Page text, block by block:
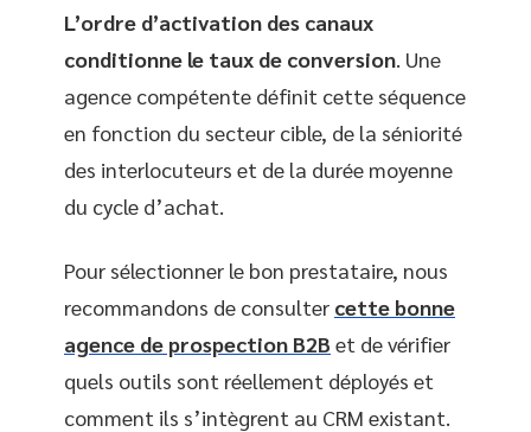
L’ordre d’activation des canaux
conditionne le taux de conversion. Une
agence compétente définit cette séquence
en fonction du secteur cible, de la séniorité
des interlocuteurs et de la durée moyenne
du cycle d’achat.
Pour sélectionner le bon prestataire, nous
recommandons de consulter cette bonne
agence de prospection B2B et de vérifier
quels outils sont réellement déployés et
comment ils s’intègrent au CRM existant.